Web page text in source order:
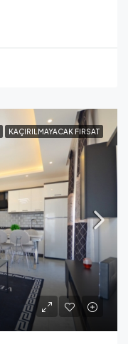
KAÇIRILMAYACAK FIRSAT